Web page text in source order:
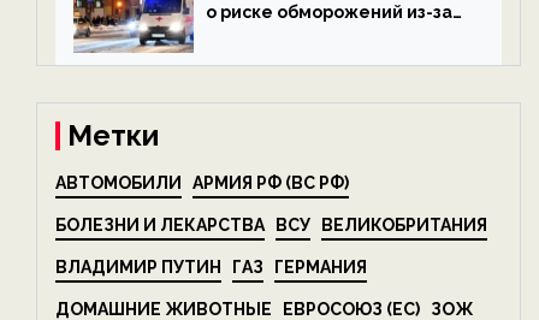
о риске обморожений из-за
на ECOportal
Метки
АВТОМОБИЛИ АРМИЯ РФ (ВС РФ)
БОЛЕЗНИ И ЛЕКАРСТВА ВСУ ВЕЛИКОБРИТАНИЯ
ВЛАДИМИР ПУТИН ГАЗ ГЕРМАНИЯ
ДОМАШНИЕ ЖИВОТНЫЕ ЕВРОСОЮЗ (ЕС) ЗОЖ